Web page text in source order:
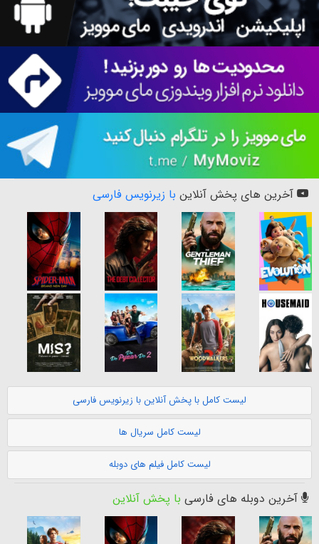
آخرین های پخش آنلاین با زیرنویس فارسی
لیست کامل با پخش آنلاین با زیرنویس فارسی
لیست کامل سریال ها
لیست کامل فیلم های دوبله
آخرین دوبله های فارسی با پخش آنلاین